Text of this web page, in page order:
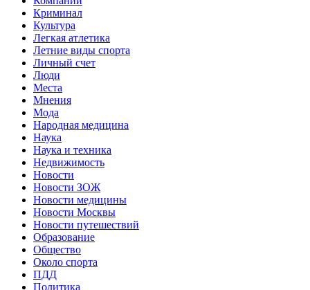
Криминал
Культура
Легкая атлетика
Летние виды спорта
Личный счет
Люди
Места
Мнения
Мода
Народная медицина
Наука
Наука и техника
Недвижимость
Новости
Новости ЗОЖ
Новости медицины
Новости Москвы
Новости путешествий
Образование
Общество
Около спорта
ПДД
Политика